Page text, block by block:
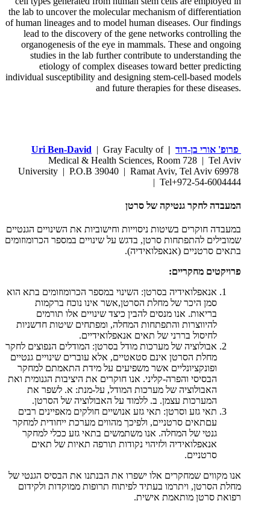
the lab to uncover the molecular mechanism of differentiation
of human lineages and to model human diseases. Our findings
lead to the discovery of the gene networks controlling the
organogenesis of the eye in mammals. These and ongoing
studies in the lab further contribute to understanding the
etiology of complex diseases toward better predicting
individual susceptibility and designing stem-cell-based models
and future therapies for these diseases.
פרופ' אורי בן-דוד |
Uri Ben-David | Gray Faculty of
Medical & Health Sciences, Room 728 | Tel Aviv
University | P.O.B 39040 | Ramat Aviv, Tel Aviv 69978
| Tel+972-54-6004444
המעבדה לחקר גנטיקה של סרטן
במעבדה חוקרים בשיטות ניסוייות וחישוביות את השינויים הגנטיים
שמובילים להתפתחות סרטן, בדגש על שינויים במספר הכרומוזומים
בתאים סרטניים (אנאפלואידיה).
פרויקטים מחקריים:
אנאפלואידיה בסרטן: השינוי במספר הכרומוזומים בתא הוא
סמן היכר של מחלת הסרטן,אשר אינו נוכח ברקמות
בריאות. אנו מנסים להבין כיצד שינויים אלו תורמים
להיווצרות והתפתחות המחלה, ומפתחים שיטות חדשניות
לחיסול בררני של תאים אנאפלואידיים.
אבולוציה של מערכות מודל בסרטן: המודלים הנפוצים לחקר
מחלת הסרטן אינם סטאטיים, אלא עוברים שינויים גנטיים
ופונקציונליים אשר משפיעים על מידת התאמתם למחקר
הבסיסי והפרה-קליני. אנו חוקרים את היציבות הגנומית ואת
האבולוציה של מערכות המודל, על-מנת: א. לשפר את
המערכות עצמן. ב. ללמוד על האבולוציה של הסרטן.
תאי גזע וסרטן: תאי גזע אנושיים חולקים מאפיינים רבים
עםתאים סרטניים, ולפיכך מהווים מערכת ייחודית למחקר
גנטי של המחלה. אנו משתמשים בתאי גזע ככלי למחקר
אנאפלואידיה ולזיהוי נקודות תורפה תאיות של תאים
סרטניים.
אנו מקווים שמחקרים אלו ישפרו את הבנתנו את הבסיס הגנטי של
מחלת הסרטן, ויתרמו בעתיד לפיתוח תרופות ממוקדות ולקידום
רפואת סרטן מותאמת אישית.